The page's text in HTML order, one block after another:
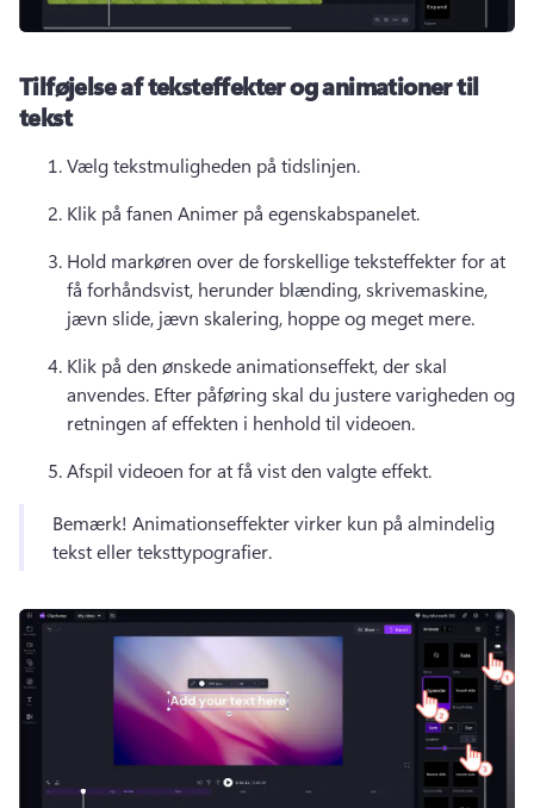
Tilføjelse af teksteffekter og animationer til
tekst
Vælg tekstmuligheden på tidslinjen.
Klik på fanen Animer på egenskabspanelet.
Hold markøren over de forskellige teksteffekter for at
få forhåndsvist, herunder blænding, skrivemaskine,
jævn slide, jævn skalering, hoppe og meget mere.
Klik på den ønskede animationseffekt, der skal
anvendes. Efter påføring skal du justere varigheden og
retningen af effekten i henhold til videoen.
Afspil videoen for at få vist den valgte effekt.
Bemærk! Animationseffekter virker kun på almindelig
tekst eller teksttypografier.